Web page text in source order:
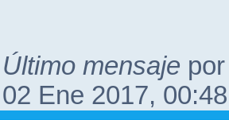
Último mensaje
02 Ene 2017, 00:48